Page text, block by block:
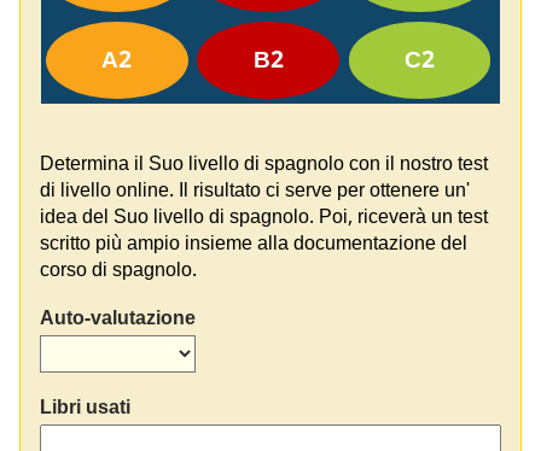
A2
B2 C2
Determina il Suo livello di spagnolo con il nostro test
di livello online. Il risultato ci serve per ottenere un'
idea del Suo livello di spagnolo. Poi, riceverà un test
scritto più ampio insieme alla documentazione del
corso di spagnolo.
Auto-valutazione
Libri usati